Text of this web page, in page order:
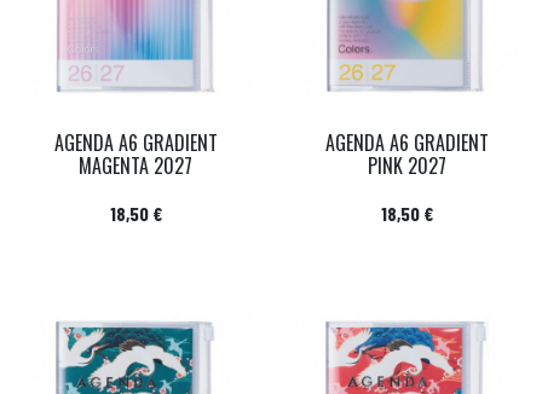
AGENDA A6 GRADIENT
MAGENTA 2027
Prix
18,50 €
AGENDA A6 GRADIENT
PINK 2027
Prix
18,50 €